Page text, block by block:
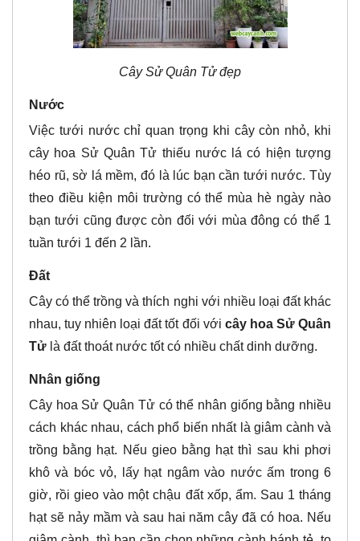
Cây Sử Quân Tử đẹp
Nước
Việc tưới nước chỉ quan trọng khi cây còn nhỏ, khi
cây hoa Sử Quân Tử thiếu nước lá có hiện tượng
héo rũ, sờ lá mềm, đó là lúc bạn cần tưới nước. Tùy
theo điều kiện môi trường có thể mùa hè ngày nào
bạn tưới cũng được còn đối với mùa đông có thể 1
tuần tưới 1 đến 2 lần.
Đất
Cây có thể trồng và thích nghi với nhiều loại đất khác
nhau, tuy nhiên loại đất tốt đối với cây hoa Sử Quân
Tử là đất thoát nước tốt có nhiều chất dinh dưỡng.
Nhân giống
Cây hoa Sử Quân Tử có thể nhân giống bằng nhiều
cách khác nhau, cách phổ biến nhất là giâm cành và
trồng bằng hạt. Nếu gieo bằng hạt thì sau khi phơi
khô và bóc vỏ, lấy hạt ngâm vào nước ấm trong 6
giờ, rồi gieo vào một chậu đất xốp, ẩm. Sau 1 tháng
hạt sẽ nảy mầm và sau hai năm cây đã có hoa. Nếu